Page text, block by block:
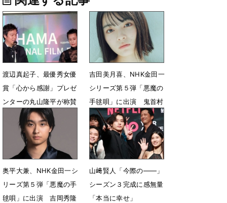
渡辺真起子、最優秀女優
賞「心から感謝」プレゼ
ンターの丸山隆平が称賛
5月4日 16時05分
吉田美月喜、NHK金田一
シリーズ第５弾「悪魔の
手毬唄」に出演 鬼首村
出身の人気歌手役
3月6日 18時00分
奥平大兼、NHK金田一シ
リーズ第５弾「悪魔の手
毬唄」に出演 吉岡秀隆
山﨑賢人「今際の――」
シーズン３完成に感無量
「本当に幸せ」